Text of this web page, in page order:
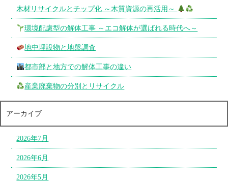
木材リサイクルとチップ化 ～木質資源の再活用～
環境配慮型の解体工事 ～エコ解体が選ばれる時代へ～
地中埋設物と地盤調査
都市部と地方での解体工事の違い
産業廃棄物の分別とリサイクル
アーカイブ
2026年7月
2026年6月
2026年5月